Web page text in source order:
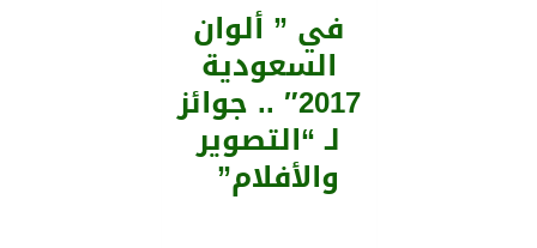
في ” ألوان
السعودية
2017″ .. جوائز
لـ “التصوير
والأفلام”